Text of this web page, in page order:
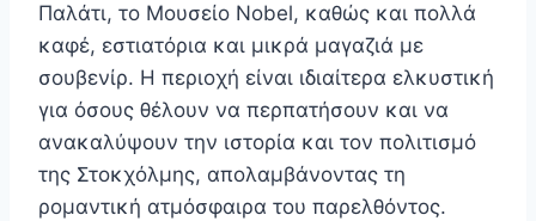
Παλάτι, το Μουσείο Nobel, καθώς και πολλά
καφέ, εστιατόρια και μικρά μαγαζιά με
σουβενίρ. Η περιοχή είναι ιδιαίτερα ελκυστική
για όσους θέλουν να περπατήσουν και να
ανακαλύψουν την ιστορία και τον πολιτισμό
της Στοκχόλμης, απολαμβάνοντας τη
ρομαντική ατμόσφαιρα του παρελθόντος.